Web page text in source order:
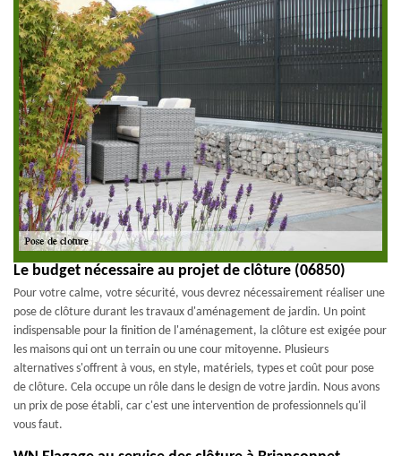
Le budget nécessaire au projet de clôture (06850)
Pour votre calme, votre sécurité, vous devrez nécessairement réaliser une
pose de clôture durant les travaux d'aménagement de jardin. Un point
indispensable pour la finition de l'aménagement, la clôture est exigée pour
les maisons qui ont un terrain ou une cour mitoyenne. Plusieurs
alternatives s'offrent à vous, en style, matériels, types et coût pour pose
de clôture. Cela occupe un rôle dans le design de votre jardin. Nous avons
un prix de pose établi, car c'est une intervention de professionnels qu'il
vous faut.